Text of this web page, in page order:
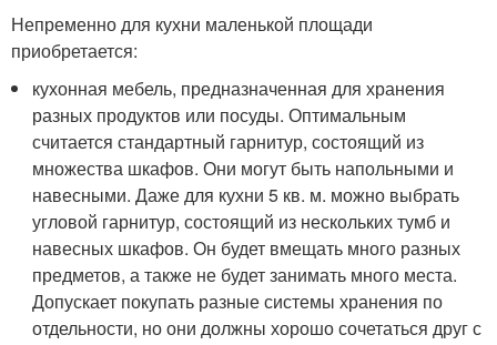
Непременно для кухни маленькой площади
приобретается:
кухонная мебель, предназначенная для хранения
разных продуктов или посуды. Оптимальным
считается стандартный гарнитур, состоящий из
множества шкафов. Они могут быть напольными и
навесными. Даже для кухни 5 кв. м. можно выбрать
угловой гарнитур, состоящий из нескольких тумб и
навесных шкафов. Он будет вмещать много разных
предметов, а также не будет занимать много места.
Допускает покупать разные системы хранения по
отдельности, но они должны хорошо сочетаться друг с